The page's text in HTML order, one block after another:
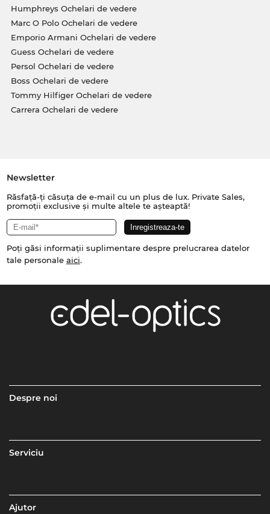
Humphreys Ochelari de vedere
Marc O Polo Ochelari de vedere
Emporio Armani Ochelari de vedere
Guess Ochelari de vedere
Persol Ochelari de vedere
Boss Ochelari de vedere
Tommy Hilfiger Ochelari de vedere
Carrera Ochelari de vedere
Newsletter
Răsfață-ți căsuța de e-mail cu un plus de lux. Private Sales,
promoții exclusive și multe altele te așteaptă!
Poți găsi informații suplimentare despre prelucrarea datelor
tale personale aici.
Despre noi
Serviciu
Ajutor